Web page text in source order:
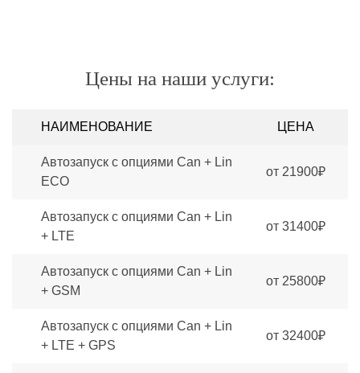
Цены на наши услуги:
НАИМЕНОВАНИЕ ЦЕНА
Автозапуск с опциями Can + Lin
ECO
от 21900₽
Автозапуск с опциями Can + Lin
+ LTE
от 31400₽
Автозапуск с опциями Can + Lin
+ GSM
от 25800₽
Автозапуск с опциями Can + Lin
+ LTE + GPS
от 32400₽